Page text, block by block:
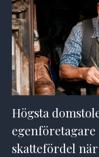
Högsta
skattefördel